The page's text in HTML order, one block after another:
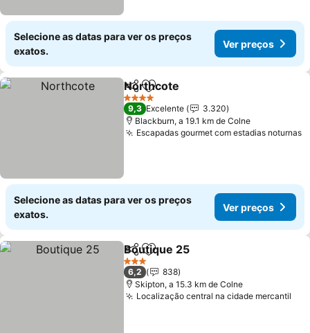
Selecione as datas para ver os preços
exatos.
Ver preços
PartilharAdicionar aos favoritos
Northcote
4 Estrelas
9,3 Excelente
3.320
Blackburn, a 19.1 km de Colne
Escapadas gourmet com estadias noturnas
Selecione as datas para ver os preços
exatos.
Ver preços
PartilharAdicionar aos favoritos
Boutique 25
3 Estrelas
6,2
838
Skipton, a 15.3 km de Colne
Localização central na cidade mercantil